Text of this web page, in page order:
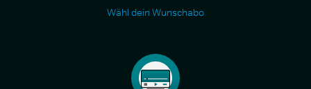
Wähl dein Wunschabo